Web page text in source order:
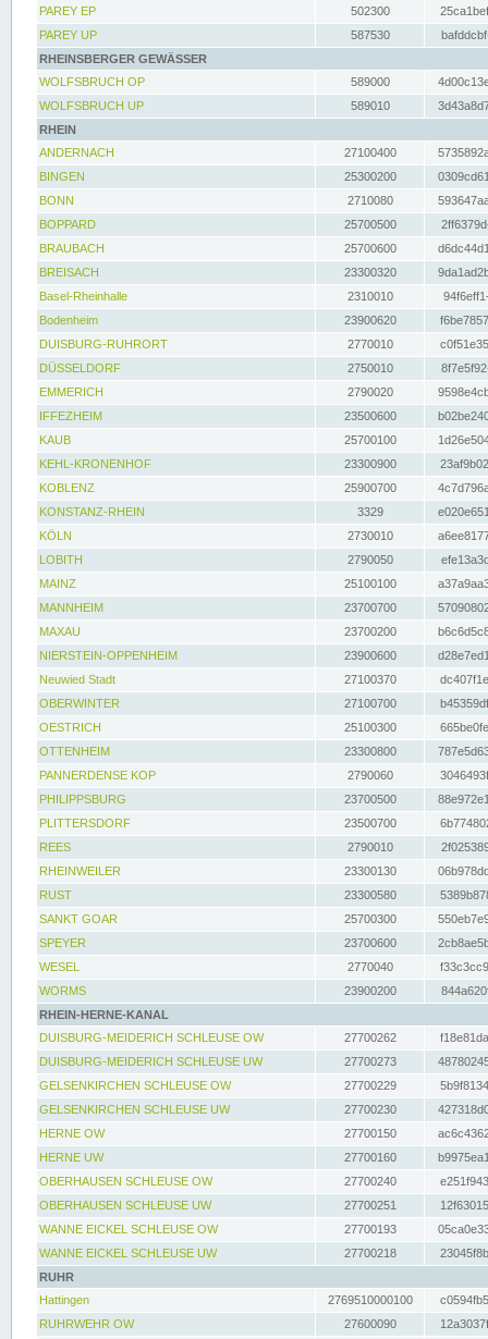
PAREY EP
502300
PAREY UP
587530
RHEINSBERGER GEWÄSSER
WOLFSBRUCH OP
589000
WOLFSBRUCH UP
589010
RHEIN
ANDERNACH
27100400
BINGEN
25300200
BONN
2710080
BOPPARD
25700500
BRAUBACH
25700600
BREISACH
23300320
Basel-Rheinhalle
2310010
Bodenheim
23900620
DUISBURG-RUHRORT
2770010
DÜSSELDORF
2750010
EMMERICH
2790020
IFFEZHEIM
23500600
KAUB
25700100
KEHL-KRONENHOF
23300900
KOBLENZ
25900700
KONSTANZ-RHEIN
3329
KÖLN
2730010
LOBITH
2790050
MAINZ
25100100
MANNHEIM
23700700
MAXAU
23700200
NIERSTEIN-OPPENHEIM
23900600
Neuwied Stadt
27100370
OBERWINTER
27100700
OESTRICH
25100300
OTTENHEIM
23300800
PANNERDENSE KOP
2790060
PHILIPPSBURG
23700500
PLITTERSDORF
23500700
REES
2790010
RHEINWEILER
23300130
RUST
23300580
SANKT GOAR
25700300
SPEYER
23700600
WESEL
2770040
WORMS
23900200
RHEIN-HERNE-KANAL
DUISBURG-MEIDERICH SCHLEUSE OW
27700262
DUISBURG-MEIDERICH SCHLEUSE UW
27700273
GELSENKIRCHEN SCHLEUSE OW
27700229
GELSENKIRCHEN SCHLEUSE UW
27700230
HERNE OW
27700150
HERNE UW
27700160
OBERHAUSEN SCHLEUSE OW
27700240
OBERHAUSEN SCHLEUSE UW
27700251
WANNE EICKEL SCHLEUSE OW
27700193
WANNE EICKEL SCHLEUSE UW
27700218
RUHR
Hattingen
2769510000100
RUHRWEHR OW
27600090